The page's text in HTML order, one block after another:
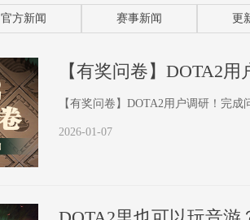
官方新闻 赛事新闻 更
【有奖问卷】DOTA2用户调研！完成
2026-01-07